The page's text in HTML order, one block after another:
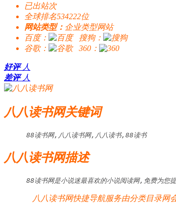
已出站次
全球排名534222位
网站类型： 企业类型网站
百度：
搜狗：
谷歌：
360：
好评 人
差评 人
八八读书网关键词
88读书网,八八读书网,八八读书,88读书
八八读书网描述
88读书网是小说迷最喜欢的小说阅读网,免费为您
八八读书网快捷导航服务由分类目录网